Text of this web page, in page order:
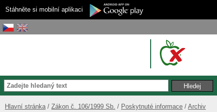
Stáhněte si mobilní aplikaci
Hlavní stránka Zákon č. 106/1999 Sb. Poskytnuté informace Archiv